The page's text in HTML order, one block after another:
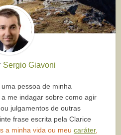
Sergio Giavoni
pessoa de minha
me indagar sobre como agir
julgamentos de outras
frase escrita pela Clarice
a minha vida ou meucaráter,